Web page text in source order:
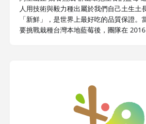
人用技術與毅力種出屬於我們自己土生土
「新鮮」，是世界上最好吃的品質保證。
要挑戰栽種台灣本地藍莓後，團隊在